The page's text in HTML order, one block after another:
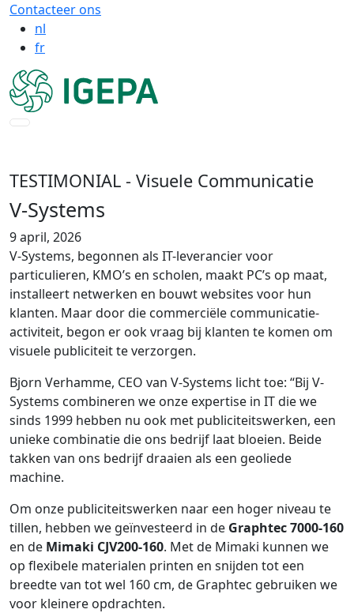
Contacteer ons
nl
fr
TESTIMONIAL - Visuele Communicatie
V-Systems
9 april, 2026
V-Systems, begonnen als IT-leverancier voor
particulieren, KMO’s en scholen, maakt PC’s op maat,
installeert netwerken en bouwt websites voor hun
klanten. Maar door die commerciële communicatie-
activiteit, begon er ook vraag bij klanten te komen om
visuele publiciteit te verzorgen.
Bjorn Verhamme, CEO van V-Systems licht toe: “Bij V-
Systems combineren we onze expertise in IT die we
sinds 1999 hebben nu ook met publiciteitswerken, een
unieke combinatie die ons bedrijf laat bloeien. Beide
takken van ons bedrijf draaien als een geoliede
machine.
Om onze publiciteitswerken naar een hoger niveau te
tillen, hebben we geïnvesteerd in de Graphtec 7000-160
en de Mimaki CJV200-160. Met de Mimaki kunnen we
op flexibele materialen printen en snijden tot een
breedte van tot wel 160 cm, de Graphtec gebruiken we
voor kleinere opdrachten.